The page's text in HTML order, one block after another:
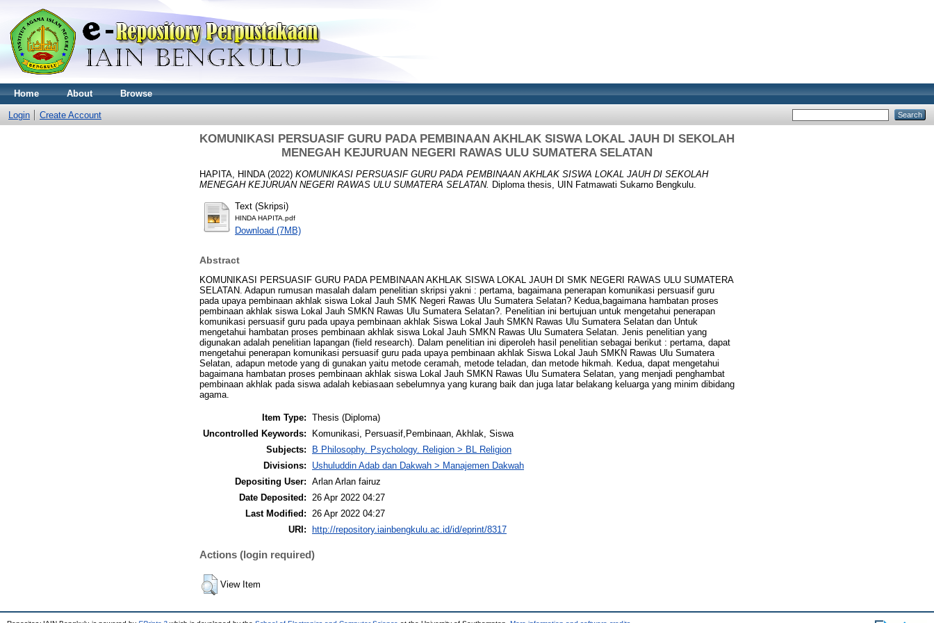
Home About Browse
Login Create Account
KOMUNIKASI PERSUASIF GURU PADA PEMBINAAN AKHLAK SISWA LOKAL JAUH DI SEKOLAH
MENEGAH KEJURUAN NEGERI RAWAS ULU SUMATERA SELATAN
HAPITA, HINDA(2022) KOMUNIKASI PERSUASIF GURU PADA PEMBINAAN AKHLAK SISWA LOKAL JAUH DI SEKOLAH
MENEGAH KEJURUAN NEGERI RAWAS ULU SUMATERA SELATAN. Diploma thesis, UIN Fatmawati Sukarno Bengkulu.
Text (Skripsi)
HINDA HAPITA.pdf
Download (7MB)
Abstract
KOMUNIKASI PERSUASIF GURU PADA PEMBINAAN AKHLAK SISWA LOKAL JAUH DI SMK NEGERI RAWAS ULU SUMATERA
SELATAN. Adapun rumusan masalah dalam penelitian skripsi yakni : pertama, bagaimana penerapan komunikasi persuasif guru
pada upaya pembinaan akhlak siswa Lokal Jauh SMK Negeri Rawas Ulu Sumatera Selatan? Kedua,bagaimana hambatan proses
pembinaan akhlak siswa Lokal Jauh SMKN Rawas Ulu Sumatera Selatan?. Penelitian ini bertujuan untuk mengetahui penerapan
komunikasi persuasif guru pada upaya pembinaan akhlak Siswa Lokal Jauh SMKN Rawas Ulu Sumatera Selatan dan Untuk
mengetahui hambatan proses pembinaan akhlak siswa Lokal Jauh SMKN Rawas Ulu Sumatera Selatan. Jenis penelitian yang
digunakan adalah penelitian lapangan (field research). Dalam penelitian ini diperoleh hasil penelitian sebagai berikut : pertama, dapat
mengetahui penerapan komunikasi persuasif guru pada upaya pembinaan akhlak Siswa Lokal Jauh SMKN Rawas Ulu Sumatera
Selatan, adapun metode yang di gunakan yaitu metode ceramah, metode teladan, dan metode hikmah. Kedua, dapat mengetahui
bagaimana hambatan proses pembinaan akhlak siswa Lokal Jauh SMKN Rawas Ulu Sumatera Selatan, yang menjadi penghambat
pembinaan akhlak pada siswa adalah kebiasaan sebelumnya yang kurang baik dan juga latar belakang keluarga yang minim dibidang
agama.
Item Type: Thesis (Diploma)
Uncontrolled Keywords:
Komunikasi, Persuasif,Pembinaan, Akhlak, Siswa
Subjects:
B Philosophy. Psychology. Religion > BL Religion
Divisions:
Ushuluddin Adab dan Dakwah > Manajemen Dakwah
Depositing User: Arlan Arlan fairuz
Date Deposited:
26 Apr 2022 04:27
Last Modified:
26 Apr 2022 04:27
URI:
http://repository.iainbengkulu.ac.id/id/eprint/8317
Actions (login required)
View Item